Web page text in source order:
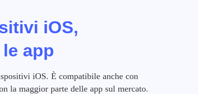
iOS,
app
iOS. È compatibile anche con
la maggior parte delle app sul mercato.